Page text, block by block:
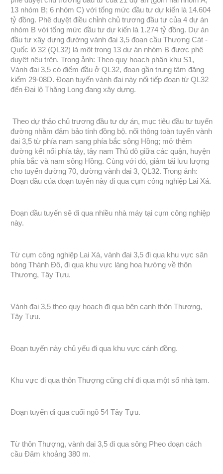
13 nhóm B; 6 nhóm C) với tổng mức đầu tư dự kiến là 14.604
tỷ đồng. Phê duyệt điều chỉnh chủ trương đầu tư của 4 dự án
nhóm B với tổng mức đầu tư dự kiến là 1.274 tỷ đồng. Dự án
đầu tư xây dựng đường vành đai 3,5 đoạn cầu Thượng Cát -
Quốc lộ 32 (QL32) là một trong 13 dự án nhóm B được phê
duyệt nêu trên. Trong ảnh: Theo quy hoạch phân khu S1,
Vành đai 3,5 có điểm đầu ở QL32, đoạn gần trung tâm đăng
kiểm 29-08D. Đoạn tuyến vành đai này nối tiếp đoạn từ QL32
đến Đại lộ Thăng Long đang xây dựng.
Theo dự thảo chủ trương đầu tư dự án, mục tiêu đầu tư tuyến
đường nhằm đảm bảo tính đồng bộ. nối thông toàn tuyến vành
đai 3,5 từ phía nam sang phía bắc sông Hồng; mở thêm
đường kết nối phía tây, tây nam Thủ đô giữa các quận, huyện
phía bắc và nam sông Hồng. Cùng với đó, giảm tải lưu lượng
cho tuyến đường 70, đường vành đai 3, QL32. Trong ảnh:
Đoạn đầu của đoạn tuyến này đi qua cụm công nghiệp Lai Xá.
Đoạn đầu tuyến sẽ đi qua nhiều nhà máy tại cụm công nghiệp
này.
Từ cụm công nghiệp Lai Xá, vành đai 3,5 đi qua khu vực sân
bóng Thành Đô, đi qua khu vực làng hoa hướng về thôn
Thượng, Tây Tựu.
Vành đai 3,5 theo quy hoạch đi qua bên cạnh thôn Thượng,
Tây Tựu.
Đoạn tuyến này chủ yếu đi qua khu vực cánh đồng.
Khu vực đi qua thôn Thượng cũng chỉ đi qua một số nhà tạm.
Đoạn tuyến đi qua cuối ngõ 54 Tây Tựu.
Từ thôn Thượng, vành đai 3,5 đi qua sông Pheo đoạn cách
cầu Đăm khoảng 380 m.